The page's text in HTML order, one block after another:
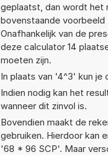
geplaatst, dan wordt het
bovenstaande voorbeeld
Onafhankelijk van de
deze calculator 14
moeten zijn.
In plaats van '4^3' kun
Indien nodig kan het
wanneer dit zinvol is.
Bovendien maakt de
gebruiken. Hierdoor kan
'68 * 96 SCP'. Maar